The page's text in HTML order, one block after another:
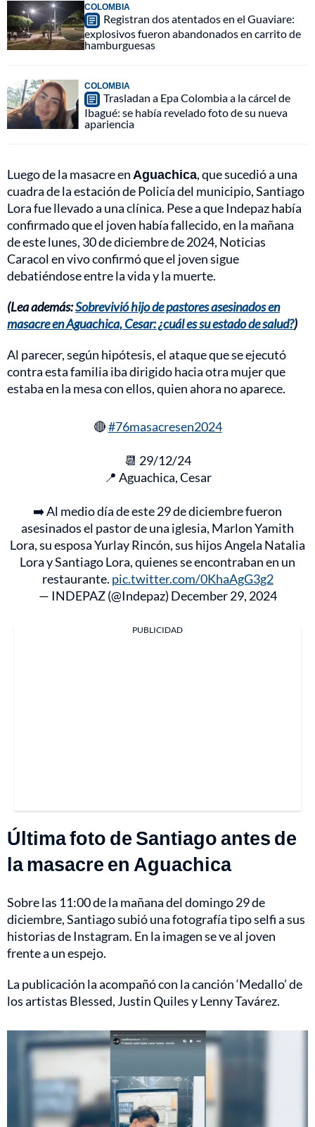
COLOMBIA
Registran dos atentados en el Guaviare:
explosivos fueron abandonados en carrito de
hamburguesas
COLOMBIA
Trasladan a Epa Colombia a la cárcel de
Ibagué: se había revelado foto de su nueva
apariencia
Luego de la masacre en Aguachica, que sucedió a una
cuadra de la estación de Policía del municipio, Santiago
Lora fue llevado a una clínica. Pese a que Indepaz había
confirmado que el joven había fallecido, en la mañana
de este lunes, 30 de diciembre de 2024, Noticias
Caracol en vivo confirmó que el joven sigue
debatiéndose entre la vida y la muerte.
(Lea además:Sobrevivió hijo de pastores asesinados en
masacre en Aguachica, Cesar: ¿cuál es su estado de salud?)
Al parecer, según hipótesis, el ataque que se ejecutó
contra esta familia iba dirigido hacia otra mujer que
estaba en la mesa con ellos, quien ahora no aparece.
🔴#76masacresen2024
📆 29/12/24
📍 Aguachica, Cesar
➡️ Al medio día de este 29 de diciembre fueron
asesinados el pastor de una iglesia, Marlon Yamith
Lora, su esposa Yurlay Rincón, sus hijos Angela Natalia
Lora y Santiago Lora, quienes se encontraban en un
restaurante. pic.twitter.com/0KhaAgG3g2
— INDEPAZ (@Indepaz) December 29, 2024
PUBLICIDAD
Última foto de Santiago antes de
la masacre en Aguachica
Sobre las 11:00 de la mañana del domingo 29 de
diciembre, Santiago subió una fotografía tipo selfi a sus
historias de Instagram. En la imagen se ve al joven
frente a un espejo.
La publicación la acompañó con la canción ‘Medallo’ de
los artistas Blessed, Justin Quiles y Lenny Tavárez.